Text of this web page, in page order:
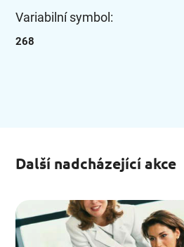
Variabilní symbol:
268
Další nadcházející akce